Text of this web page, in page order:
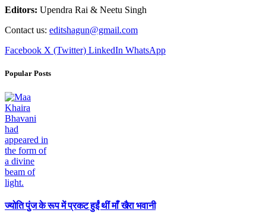
Editors: Upendra Rai & Neetu Singh
Contact us: editshagun@gmail.com
Facebook X (Twitter) LinkedIn WhatsApp
Popular Posts
ज्योति पुंज के रूप में प्रकट हुईं थीं माँ खैरा भवानी